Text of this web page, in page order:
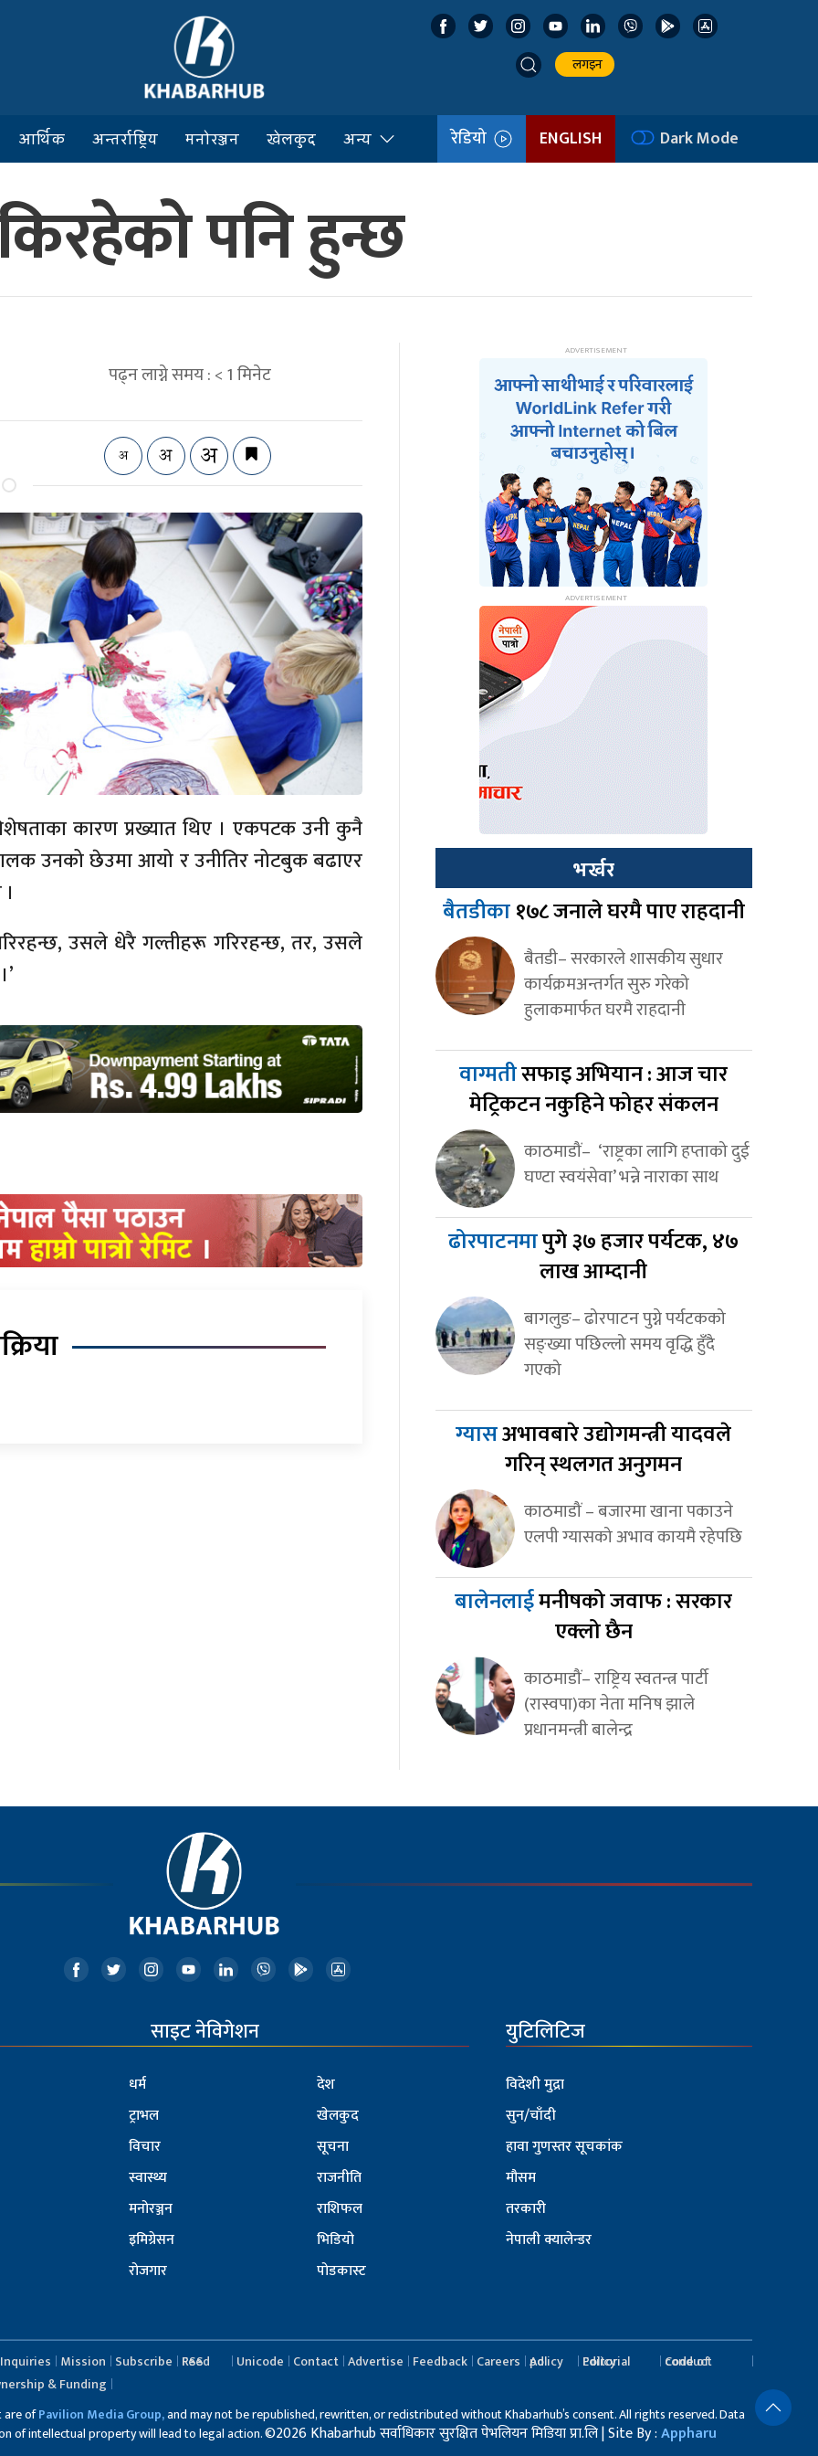
लगइन
आर्थिक अन्तर्राष्ट्रिय मनोरञ्जन खेलकुद अन्य रेडियो ENGLISH Dark Mode
पनि हुन्छ
पढ्न लाग्ने समय :< 1मिनेट
कारण प्रख्यात थिए । एकपटक उनी कुनै
उनको छेउमा आयो र उनीतिर नोटबुक बढाएर
उसले धेरै गल्तीहरू गरिरहन्छ, तर, उसले
भर्खर
बैतडीका१७८ जनाले घरमै पाए राहदानी
बैतडी– सरकारले शासकीय सुधार
कार्यक्रमअन्तर्गत सुरु गरेको
हुलाकमार्फत घरमै राहदानी
वाग्मतीसफाइ अभियान : आज चार
मेट्रिकटन नकुहिने फोहर संकलन
काठमाडौं– ‘राष्ट्रका लागि हप्ताको दुई
घण्टा स्वयंसेवा’ भन्ने नाराका साथ
ढोरपाटनमापुगे ३७ हजार पर्यटक, ४७
लाख आम्दानी
बागलुङ– ढोरपाटन पुग्ने पर्यटकको
सङ्ख्या पछिल्लो समय वृद्धि हुँदै
गएको
ग्यासअभावबारे उद्योगमन्त्री यादवले
गरिन् स्थलगत अनुगमन
काठमाडौं – बजारमा खाना पकाउने
एलपी ग्यासको अभाव कायमै रहेपछि
बालेनलाईमनीषको जवाफ : सरकार
एक्लो छैन
काठमाडौं– राष्ट्रिय स्वतन्त्र पार्टी
(रास्वपा)का नेता मनिष झाले
प्रधानमन्त्री बालेन्द्र
साइट नेविगेशन
धर्म
ट्राभल
विचार
स्वास्थ्य
मनोरञ्जन
इमिग्रेसन
रोजगार
देश
खेलकुद
सूचना
राजनीति
राशिफल
भिडियो
पोडकास्ट
युटिलिटिज
विदेशी मुद्रा
सुन/चाँदी
हावा गुणस्तर सूचकांक
मौसम
तरकारी
नेपाली क्यालेन्डर
Inquiries Mission Subscribe RSS Feed Unicode Contact Advertise Feedback Careers Ad policy Editorial Policy
Code of conduct
& Funding
are ofPavilion Media Group,and may not be republished, rewritten, or redistributed without Khabarhub’s consent. All rights reserved. Data
of intellectual property will lead to legal action.©2026 Khabarhub सर्वाधिकार सुरक्षित पेभलियन मिडिया प्रा.लि | Site By :Appharu